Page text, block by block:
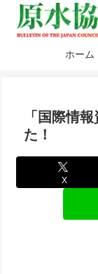
ホーム
「国際情
た！
X